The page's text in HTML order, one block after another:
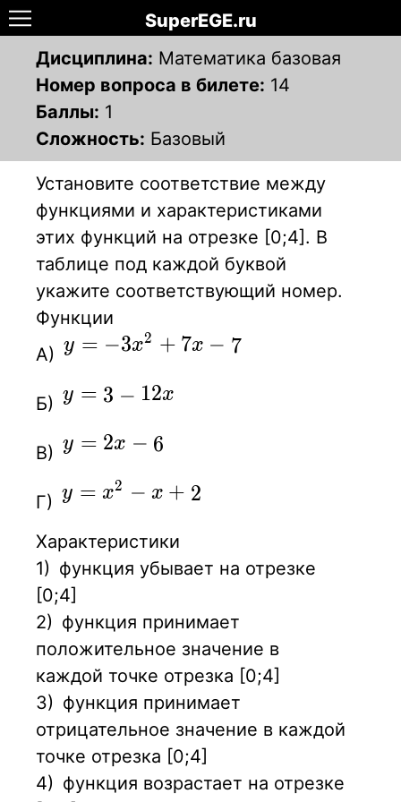
SuperEGE.ru
Дисциплина: Математика базовая
Номер вопроса в билете: 14
Баллы: 1
Сложность: Базовый
Установите соответствие между
функциями и характеристиками
этих функций на отрезке [0;4]. В
таблице под каждой буквой
укажите соответствующий номер.
Функции
А) y=-3x^2+7x-7
y = −3x2 + 7x − 7
Б) y=3-12x
y = 3 − 12x
В) y=2x-6
y = 2x − 6
Г) y=x^2-x+2
y = x2 − x + 2
Характеристики
1) функция убывает на отрезке
[0;4]
2) функция принимает
положительное значение в
каждой точке отрезка [0;4]
3) функция принимает
отрицательное значение в каждой
точке отрезка [0;4]
4) функция возрастает на отрезке